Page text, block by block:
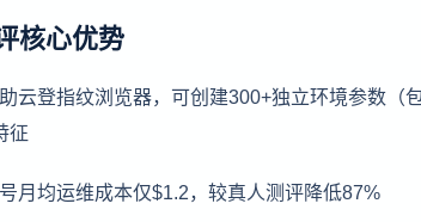
核心优势
云登指纹浏览器，可创建300+独立环境参数
征
月均运维成本仅$1.2，较真人测评降低87%